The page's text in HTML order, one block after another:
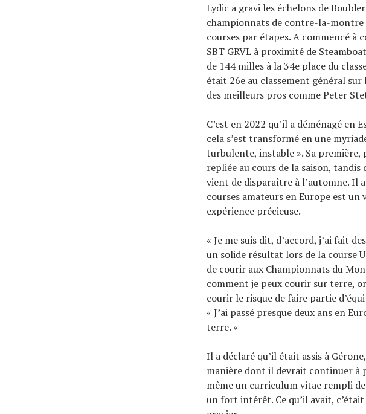
Lydic a gravi les échelons de
championnats de contre-la-montre
courses par étapes. A commencé
SBT GRVL à proximité de
de 144 milles à la 34e place du
était 26e au classement général
des meilleurs pros comme Peter
C’est en 2022 qu’il a déménagé
cela s’est transformé en une
turbulente, instable ». Sa première,
repliée au cours de la saison,
vient de disparaître à l’automne. Il
courses amateurs en Europe est un
expérience précieuse.
« Je me suis dit, d’accord, j’ai fait
un solide résultat lors de la course
de courir aux Championnats du
comment je peux courir sur terre,
courir le risque de faire partie
« J’ai passé presque deux ans en
terre. »
Il a déclaré qu’il était assis à
manière dont il devrait continuer à
même un curriculum vitae rempli
un fort intérêt. Ce qu’il avait,